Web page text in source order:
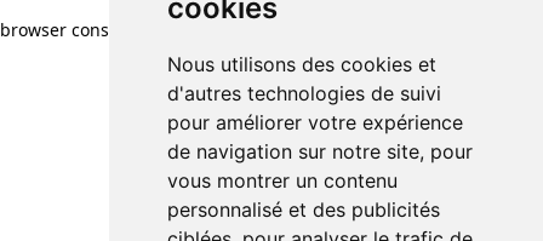
cookies
Nous utilisons des cookies et
d'autres technologies de suivi
pour améliorer votre expérience
de navigation sur notre site, pour
vous montrer un contenu
personnalisé et des publicités
cookies
Nous utilisons des cookies et
d'autres technologies de suivi
pour améliorer votre expérience
de navigation sur notre site, pour
vous montrer un contenu
personnalisé et des publicités
browser console for more information)